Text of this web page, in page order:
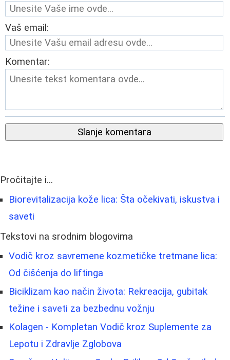
Vaš email:
Komentar:
Slanje komentara
Pročitajte i...
Biorevitalizacija kože lica: Šta očekivati, iskustva i
saveti
Tekstovi na srodnim blogovima
Vodič kroz savremene kozmetičke tretmane lica:
Od čišćenja do liftinga
Biciklizam kao način života: Rekreacija, gubitak
težine i saveti za bezbednu vožnju
Kolagen - Kompletan Vodič kroz Suplemente za
Lepotu i Zdravlje Zglobova